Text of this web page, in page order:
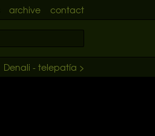
archive contact
Denali - telepatía >